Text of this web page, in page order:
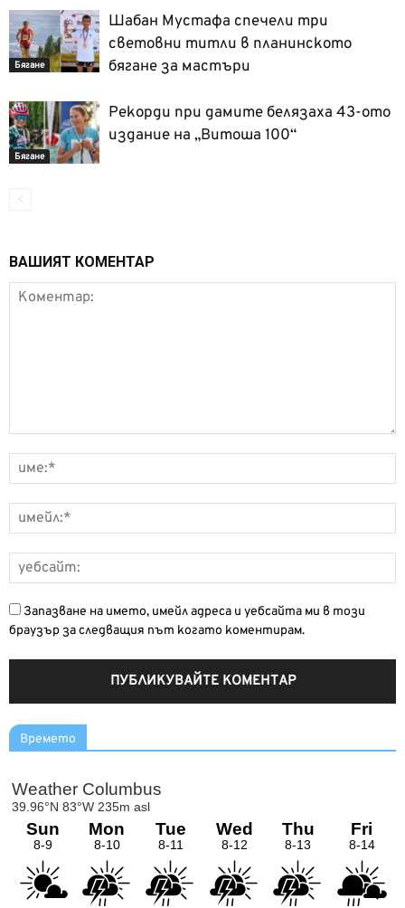
Бягане
Шабан Мустафа спечели три
световни титли в планинското
бягане за мастъри
Бягане
Рекорди при дамите белязаха 43-ото
издание на „Витоша 100“
ВАШИЯТ КОМЕНТАР
Запазване на името, имейл адреса и уебсайта ми в този
браузър за следващия път когато коментирам.
Времето